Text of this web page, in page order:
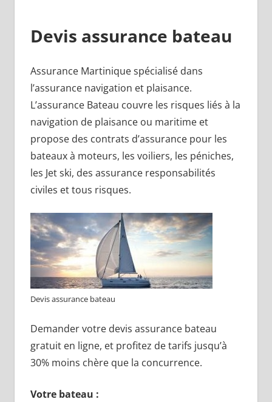
Devis assurance bateau
Assurance Martinique spécialisé dans
l’assurance navigation et plaisance.
L’assurance Bateau couvre les risques liés à la
navigation de plaisance ou maritime et
propose des contrats d’assurance pour les
bateaux à moteurs, les voiliers, les péniches,
les Jet ski, des assurance responsabilités
civiles et tous risques.
Devis assurance bateau
Demander votre devis assurance bateau
gratuit en ligne, et profitez de tarifs jusqu’à
30% moins chère que la concurrence.
Votre bateau :